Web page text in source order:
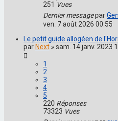
251 Vues
Dernier messagepar
ven. 7 août 2026 00:55
Le petit guide allogéen de
parNext » sam. 14 janv. 2023
1
2
3
4
5
220 Réponses
73323 Vues